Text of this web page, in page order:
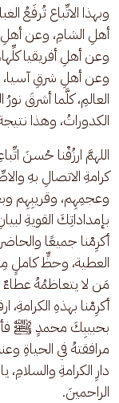
وبهذا الاتِّباع تُرفَعُ
أهلِ الشامِ، وعن أهلِ
وعن أهلِ أفريقيا
وعن أهلِ شرقِ آسيا،
العالمِ، كلَّما أشرقَ
الكدوراتُ، وهذا
اللهمَّ ارزُقْنا حُسنَ
كرامةِ الاتصالِ بهِ
وعجمِهِم، وقريبِهِم
بإمداداتِكَ القويةِ
أكرِمْنا جميعًا
العطية، وحظٍّ كاملٍ
مَن لا يتعاظمُهُ عطاءٌ
أكرِمْنا بهذهِ
بحبيبِكَ محمدٍ ﷺ
مرافقتهُ في الحياةِ
دارِ الكرامةِ والسلامِ،
الراحمينَ.